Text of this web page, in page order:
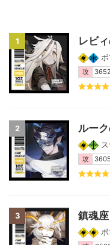
1 レビ
攻 3652
2 ルー
攻 3605
3 鎮魂